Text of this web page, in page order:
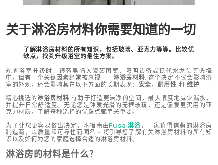
关于淋浴房材料你需要知道的一切
了解淋浴房材料的所有知识，包括玻璃、亚克力等等。比较优
缺点，找到升级浴室的最佳方案。
规划浴室升级时，很容易陷入瓷砖图案、照明设备或现代水龙头等选择
中。但有一个关键因素经常被忽视——淋浴房材料 . 这个决定不仅会影响浴
室的外观，还会影响其在以下方面的长期表现： 安全 ， 耐用性 和 维护
精心挑选的淋浴房材料 有助于打造更洁净的空间，最大限度地减少漏水，
并提升日常舒适度。无论您是钟爱光滑的无框玻璃，还是偏爱更实用的亚
克力材质，了解每种选择的优缺点都至关重要。
为了让您更容易做出决定，本指南由 Fusa 淋浴，一家值得信赖的淋浴房
制造商，以质量和可靠性而闻名 - 将引导您了解有关淋浴房材料的所有知
识以及如何为您的家庭选择合适的淋浴房材料。
淋浴房的材料是什么？